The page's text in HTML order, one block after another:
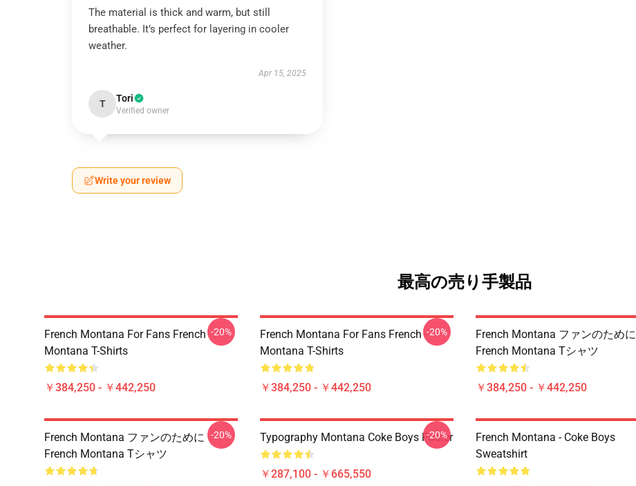
The material is thick and warm, but still
breathable. It’s perfect for layering in cooler
weather.
Apr 15, 2025
T Tori
Verified owner
Write your review
最高の売り手製品
French Montana For Fans French
Montana T-Shirts
￥384,250 - ￥442,250
-20%
French Montana For Fans French
Montana T-Shirts
￥384,250 - ￥442,250
-20%
French Montana ファンのために
French Montana Tシャツ
￥384,250 - ￥442,250
French Montana ファンのために
French Montana Tシャツ
-20% Typography Montana Coke Boys Poster
￥287,100 - ￥665,550
-20%
French Montana - Coke Boys
Sweatshirt